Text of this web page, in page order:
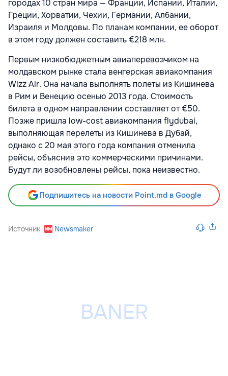
городах 10 стран мира — Франции, Испании, Италии,
Греции, Хорватии, Чехии, Германии, Албании,
Израиля и Молдовы. По планам компании, ее оборот
в этом году должен составить €218 млн.
Первым низкобюджетным авиаперевозчиком на
молдавском рынке стала венгерская авиакомпания
Wizz Air. Она начала выполнять полеты из Кишинева
в Рим и Венецию осенью 2013 года. Стоимость
билета в одном направлении составляет от €50.
Позже пришла low-cost авиакомпания flydubai,
выполняющая перелеты из Кишинева в Дубай,
однако c 20 мая этого года компания отменила
рейсы, объяснив это коммерческими причинами.
Будут ли возобновлены рейсы, пока неизвестно.
Подпишитесь на новости Point.md в Google
Источник Newsmaker